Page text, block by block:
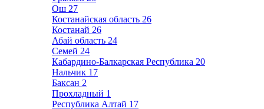
Ош 27
Костанайская область 26
Костанай 26
Абай область 24
Семей 24
Кабардино-Балкарская Республика 20
Нальчик 17
Баксан 2
Прохладный 1
Республика Алтай 17